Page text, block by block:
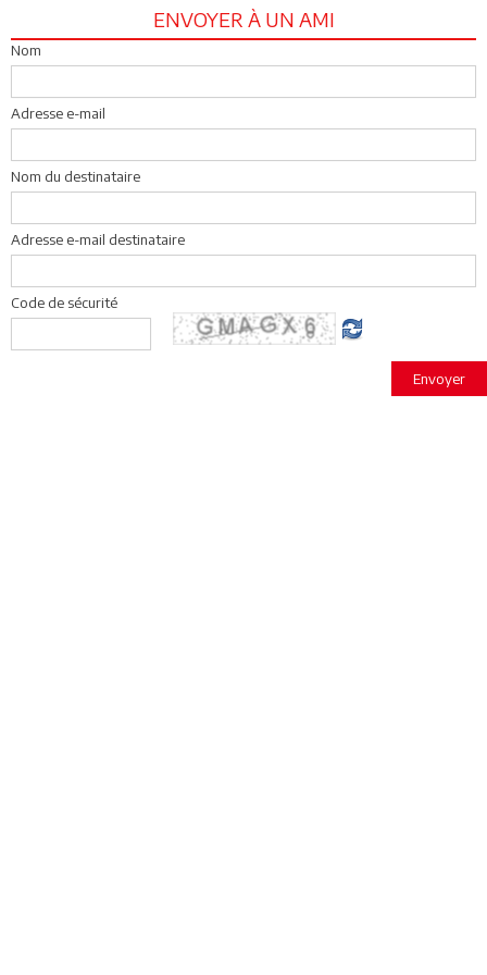
ENVOYER À UN AMI
Nom
Adresse e-mail
Nom du destinataire
Adresse e-mail destinataire
Code de sécurité
Envoyer